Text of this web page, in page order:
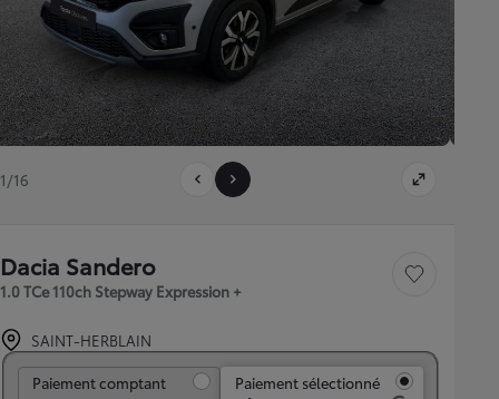
1/16
Dacia Sandero
1.0 TCe 110ch Stepway Expression +
Sauvegarder le
SAINT-HERBLAIN
Paiement comptant Paiement sélectionné